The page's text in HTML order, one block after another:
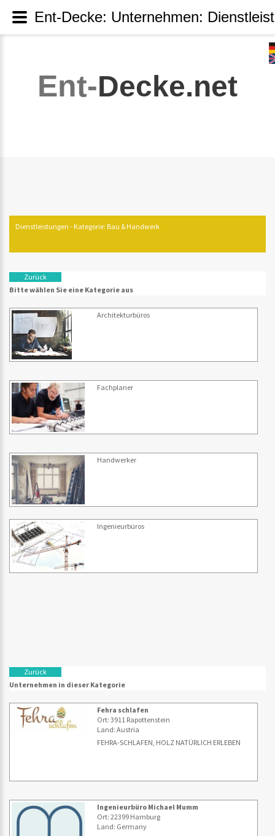
Ent-Decke.net
Dienstleistungen - Kategorie: Bau & Handwerk
Zurück
Bitte wählen Sie eine Kategorie aus
Architekturbüros
Fachplaner
Handwerker
Ingenieurbüros
Zurück
Unternehmen in dieser Kategorie
Fehra schlafen
Ort: 3911 Rapottenstein
Land: Austria
FEHRA-SCHLAFEN, HOLZ NATÜRLICH ERLEBEN
Ingenieurbüro Michael Mumm
Ort: 22399 Hamburg
Land: Germany
Ent-Decke: Unternehmen: